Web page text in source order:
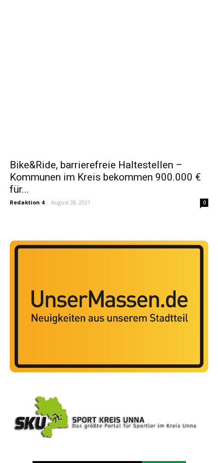
Bike&Ride, barrierefreie Haltestellen –
Kommunen im Kreis bekommen 900.000 €
für...
Redaktion 4 - August 28, 2021 0